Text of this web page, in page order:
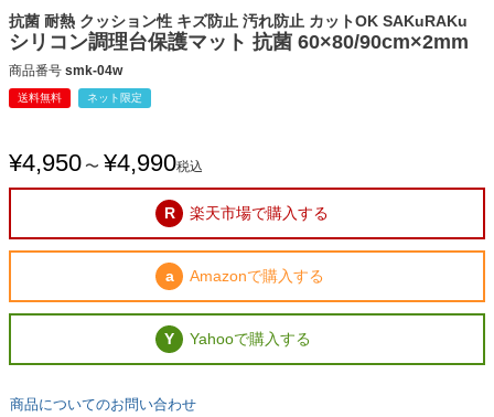
抗菌 耐熱 クッション性 キズ防止 汚れ防止 カットOK SAKuRAKu
シリコン調理台保護マット 抗菌 60×80/90cm×2mm
商品番号 smk-04w
送料無料 ネット限定
¥4,950 〜 ¥4,990税込
楽天市場で購入する
Yahooで購入する
Amazonで購入する
商品についてのお問い合わせ